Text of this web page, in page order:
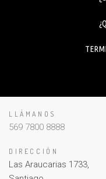
LLÁMANOS
569 7800 8888
DIRECCIÓN
Las Araucarias 1733,